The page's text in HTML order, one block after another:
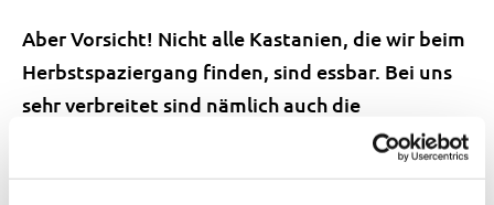
Aber Vorsicht! Nicht alle Kastanien, die wir beim
Herbstspaziergang finden, sind essbar. Bei uns
sehr verbreitet sind nämlich auch die
Rosskastanien. Biologisch gesehen sind